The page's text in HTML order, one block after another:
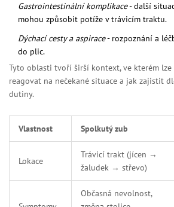
Gastrointestinální komplikace- další
mohou způsobit potíže v trávicím traktu.
Dýchací cesty a aspirace- rozpoznání a
do plic.
Tyto oblasti tvoří širší kontext, ve kterém
reagovat na nečekané situace a jak zajistit
dutiny.
Vlastnost Spolkutý zub
Lokace
Trávicí trakt (jícen →
žaludek → střevo)
Občasná nevolnost,